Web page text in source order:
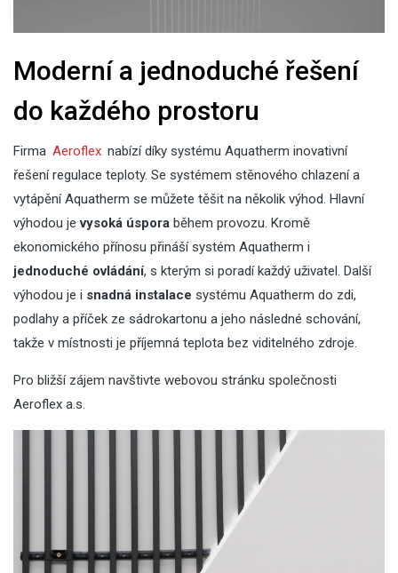
Moderní a jednoduché řešení
do každého prostoru
Firma Aeroflex nabízí díky systému Aquatherm inovativní
řešení regulace teploty. Se systémem stěnového chlazení a
vytápění Aquatherm se můžete těšit na několik výhod. Hlavní
výhodou jevysoká úspora během provozu. Kromě
ekonomického přínosu přináší systém Aquatherm i
jednoduché ovládání, s kterým si poradí každý uživatel. Další
výhodou je i snadná instalace systému Aquatherm do zdi,
podlahy a příček ze sádrokartonu a jeho následné schování,
takže v místnosti je příjemná teplota bez viditelného zdroje.
Pro bližší zájem navštivte webovou stránku společnosti
Aeroflex a.s.